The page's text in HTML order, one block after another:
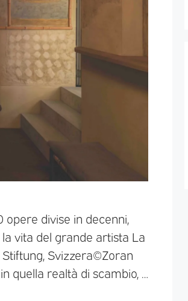
opere divise in decenni,
vita del grande artista La
Svizzera©Zoran
quella realtà di scambio, …